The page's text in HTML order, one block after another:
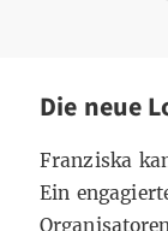
Die neue
Franziska
Ein